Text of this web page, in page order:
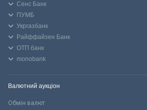
Сенс Банк
ПУМБ
Укргазбанк
Райффайзен Банк
ОТП банк
monobank
Валютний аукціон
Обмін валют